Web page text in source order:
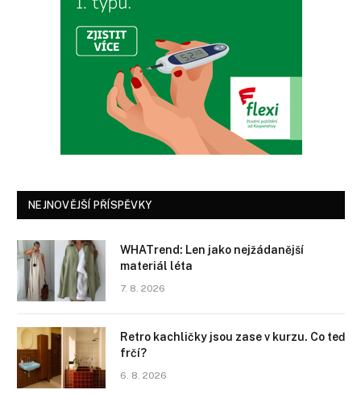
NEJNOVĚJŠÍ PŘÍSPĚVKY
WHATrend: Len jako nejžádanější
materiál léta
7. 8. 2026
Retro kachličky jsou zase v kurzu. Co teď
frčí?
6. 8. 2026